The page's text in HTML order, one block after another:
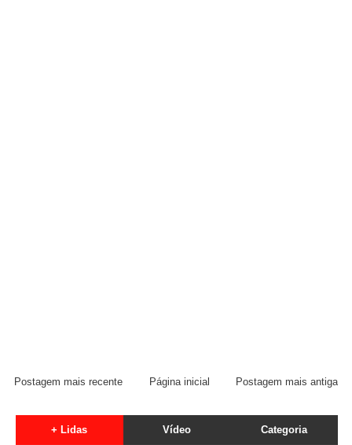
Postagem mais recente Postagem mais antiga
Página inicial
+ Lidas Vídeo Categoria